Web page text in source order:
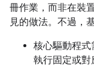
冊作業，而非在裝
見的做法。不過，
核心驅動程
執行固定或對